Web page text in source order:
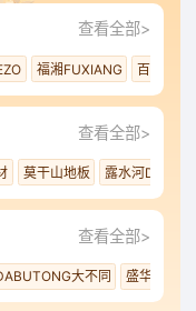
查看全部>
福湘FUXIANG 百强板材
查看全部>
莫干山地板 露水河
查看全部>
大不同 盛华林